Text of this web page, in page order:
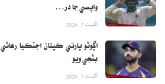
واپسي جا در…
اگست 7, 2026
اڳوڻو ڀارتي ڪپتان اجنڪيا
بڻجي ويو
اگست 7, 2026